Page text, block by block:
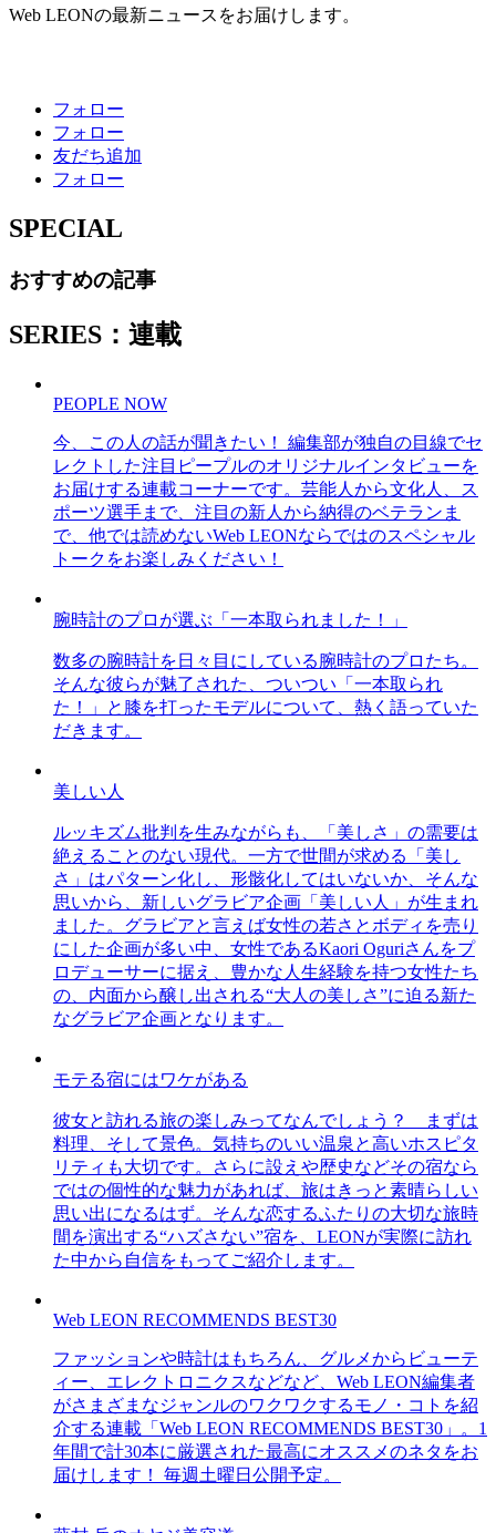
Web LEONの最新ニュースをお届けします。
フォロー
フォロー
友だち追加
フォロー
SPECIAL
おすすめの記事
SERIES：連載
PEOPLE NOW
今、この人の話が聞きたい！ 編集部が独自の目線でセ
レクトした注目ピープルのオリジナルインタビューを
お届けする連載コーナーです。芸能人から文化人、ス
ポーツ選手まで、注目の新人から納得のベテランま
で、他では読めないWeb LEONならではのスペシャル
トークをお楽しみください！
腕時計のプロが選ぶ「一本取られました！」
数多の腕時計を日々目にしている腕時計のプロたち。
そんな彼らが魅了された、ついつい「一本取られ
た！」と膝を打ったモデルについて、熱く語っていた
だきます。
美しい人
ルッキズム批判を生みながらも、「美しさ」の需要は
絶えることのない現代。一方で世間が求める「美し
さ」はパターン化し、形骸化してはいないか、そんな
思いから、新しいグラビア企画「美しい人」が生まれ
ました。グラビアと言えば女性の若さとボディを売り
にした企画が多い中、女性であるKaori Oguriさんをプ
ロデューサーに据え、豊かな人生経験を持つ女性たち
の、内面から醸し出される“大人の美しさ”に迫る新た
なグラビア企画となります。
モテる宿にはワケがある
彼女と訪れる旅の楽しみってなんでしょう？ まずは
料理、そして景色。気持ちのいい温泉と高いホスピタ
リティも大切です。さらに設えや歴史などその宿なら
ではの個性的な魅力があれば、旅はきっと素晴らしい
思い出になるはず。そんな恋するふたりの大切な旅時
間を演出する“ハズさない”宿を、LEONが実際に訪れ
た中から自信をもってご紹介します。
Web LEON RECOMMENDS BEST30
ファッションや時計はもちろん、グルメからビューテ
ィー、エレクトロニクスなどなど、Web LEON編集者
がさまざまなジャンルのワクワクするモノ・コトを紹
介する連載「Web LEON RECOMMENDS BEST30」。1
年間で計30本に厳選された最高にオススメのネタをお
届けします！ 毎週土曜日公開予定。